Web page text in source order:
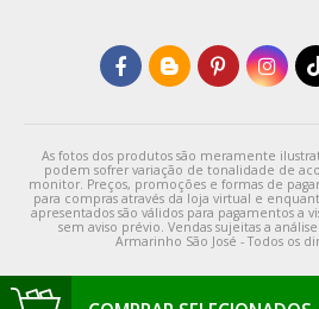
As fotos dos produtos são meramente
podem sofrer variação de tonalidade de
monitor. Preços, promoções e formas de
para compras através da loja virtual e
apresentados são válidos para pagamentos a
sem aviso prévio. Vendas sujeitas a
Armarinho São José - Todos os